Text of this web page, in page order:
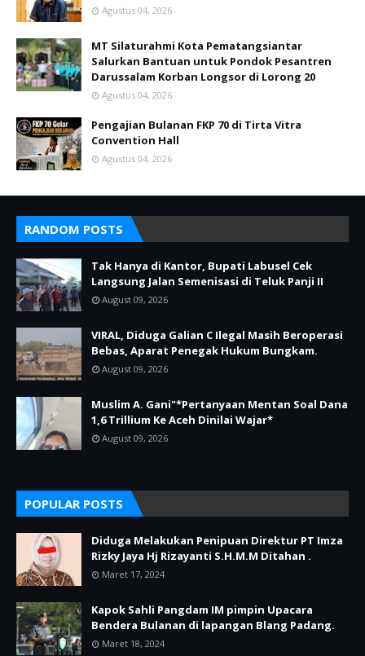
Agustus 04, 2026
MT Silaturahmi Kota Pematangsiantar
Salurkan Bantuan untuk Pondok Pesantren
Darussalam Korban Longsor di Lorong 20
Agustus 04, 2026
Pengajian Bulanan FKP 70 di Tirta Vitra
Convention Hall
Agustus 04, 2026
RANDOM POSTS
Tak Hanya di Kantor, Bupati Labusel Cek
Langsung Jalan Semenisasi di Teluk Panji II
August 09, 2026
VIRAL, Diduga Galian C Ilegal Masih Beroperasi
Bebas, Aparat Penegak Hukum Bungkam.
August 09, 2026
Muslim A. Gani"*Pertanyaan Mentan Soal Dana
1,6 Trillium Ke Aceh Dinilai Wajar*
August 09, 2026
POPULAR POSTS
Diduga Melakukan Penipuan Direktur PT Imza
Rizky Jaya Hj Rizayanti S.H.M.M Ditahan .
Maret 17, 2024
Kapok Sahli Pangdam IM pimpin Upacara
Bendera Bulanan di lapangan Blang Padang.
Maret 18, 2024